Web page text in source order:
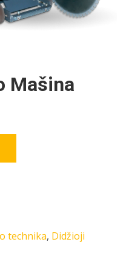
Mašina
technika, Didžioji